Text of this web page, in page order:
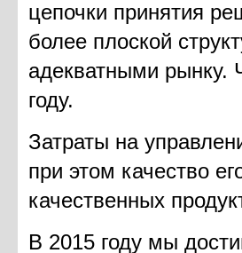
цепочки принятия
более плоской
адекватными рынку.
году.
Затраты на
при этом качество
качественных
В 2015 году мы